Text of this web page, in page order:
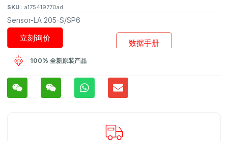
SKU : a175419770ad
Sensor-LA 205-S/SP6
数据手册
立刻询价
100% 全新原装产品